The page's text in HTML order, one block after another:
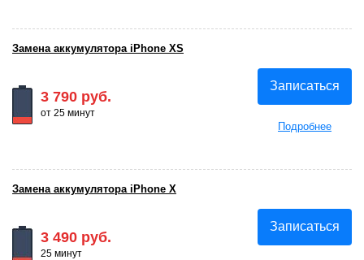
3 790 руб.
от 25 минут
Записаться
Подробнее
Замена аккумулятора iPhone XS
3 490 руб.
25 минут
Записаться
Замена аккумулятора iPhone X